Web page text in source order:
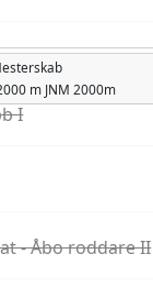
m JNM 2000m
I
- Åbo roddare II